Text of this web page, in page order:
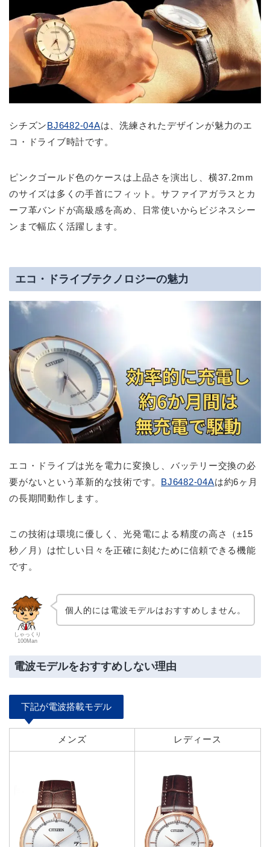
シチズンBJ6482-04Aは、洗練されたデザインが魅力のエ
コ・ドライブ時計です。
ピンクゴールド色のケースは上品さを演出し、横37.2mm
のサイズは多くの手首にフィット。サファイアガラスとカ
ーフ革バンドが高級感を高め、日常使いからビジネスシー
ンまで幅広く活躍します。
エコ・ドライブテクノロジーの魅力
エコ・ドライブは光を電力に変換し、バッテリー交換の必
要がないという革新的な技術です。 BJ6482-04Aは約6ヶ月
の長期間動作します。
この技術は環境に優しく、光発電による精度の高さ（±15
秒／月）は忙しい日々を正確に刻むために信頼できる機能
です。
しゃっくり
100Man
個人的には電波モデルはおすすめしません。
電波モデルをおすすめしない理由
下記が電波搭載モデル
メンズ レディース